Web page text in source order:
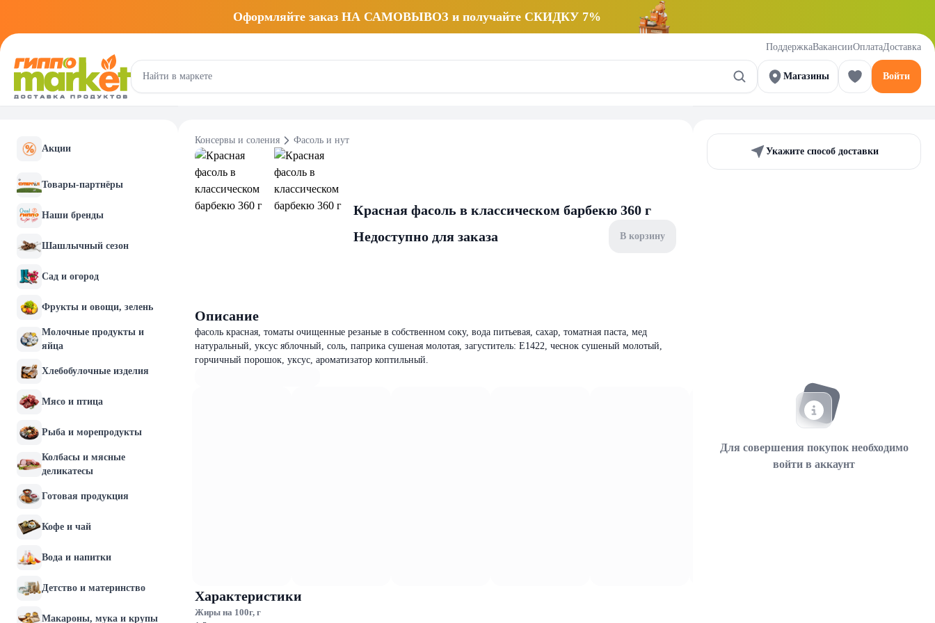
Оформляйте заказ НА САМОВЫВОЗ и получайте СКИДКУ 7%
ПоддержкаВакансииОплатаДоставка
Магазины Войти
Акции
Товары-партнёры
Наши бренды
Шашлычный сезон
Сад и огород
Фрукты и овощи, зелень
Молочные продукты и
яйца
Хлебобулочные изделия
Мясо и птица
Рыба и морепродукты
Колбасы и мясные
деликатесы
Готовая продукция
Кофе и чай
Вода и напитки
Детство и материнство
Макароны, мука и крупы
Консервы и соления Фасоль и нут
Красная фасоль в классическом барбекю 360 г
Недоступно для заказа
В корзину
Описание
фасоль красная, томаты очищенные резаные в собственном соку, вода питьевая, сахар, томатная паста, мед
натуральный, уксус яблочный, соль, паприка сушеная молотая, загуститель: E1422, чеснок сушеный молотый,
горчичный порошок, уксус, ароматизатор коптильный.
Характеристики
Жиры на 100г, г
Укажите способ доставки
Для совершения покупок необходимо
войти в аккаунт